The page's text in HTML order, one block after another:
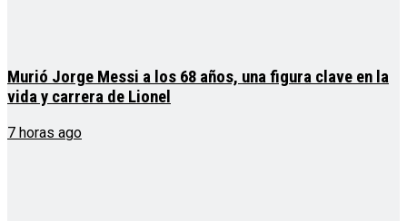
Murió Jorge Messi a los 68 años, una figura clave en la
vida y carrera de Lionel
7 horas ago